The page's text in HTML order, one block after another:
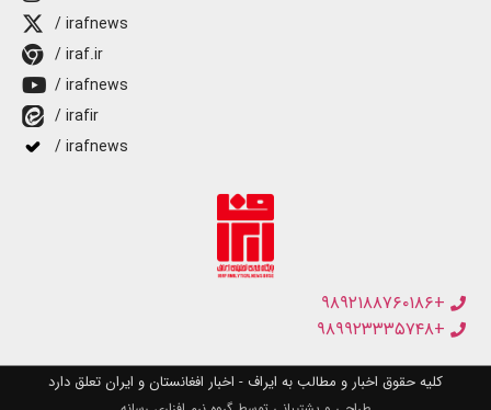
/ irafnews
/ iraf.ir
/ irafnews
/ irafir
/ irafnews
+۹۸۹۲۱۸۸۷۶۰۱۸۶
+۹۸۹۹۲۳۳۳۵۷۴۸
کلیه حقوق اخبار و مطالب به ایراف - اخبار افغانستان و ایران تعلق دارد